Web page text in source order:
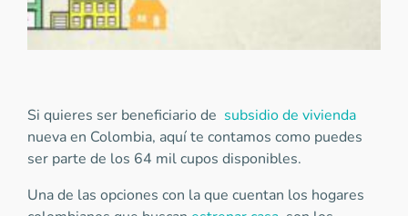
Si quieres ser beneficiario de subsidio de vivienda
nueva en Colombia, aquí te contamos como puedes
ser parte de los 64 mil cupos disponibles.
Una de las opciones con la que cuentan los hogares